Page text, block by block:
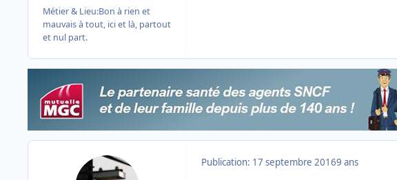
Métier & Lieu:Bon à rien et
mauvais à tout, ici et là, partout
et nul part.
Publication: 17 septembre 20169 ans